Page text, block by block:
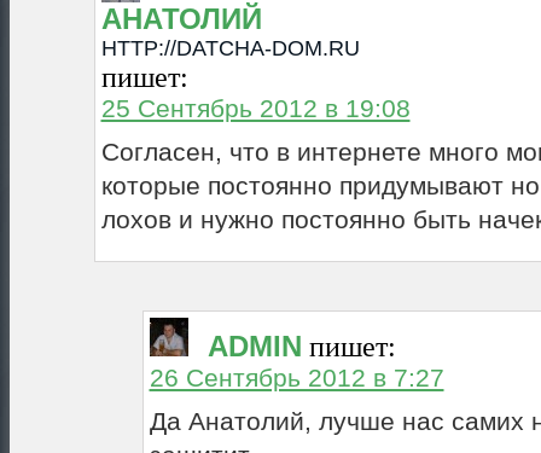
АНАТОЛИЙ
HTTP://DATCHA-DOM.RU
пишет:
25 Сентябрь 2012 в 19:08
Согласен, что в интернете много
которые постоянно придумывают
лохов и нужно постоянно быть
ADMIN пишет:
26 Сентябрь 2012 в 7:27
Да Анатолий, лучше нас самих